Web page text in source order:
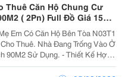
Thuê Căn Hộ Chung Cư
( 2Pn) Full Đồ Giá 15
Thuê. Nhà Đang Trống Vào Ở
Dụng. - Thiết Kế Hợp
Sinh, 2 Ban Công Thoáng. -